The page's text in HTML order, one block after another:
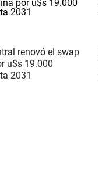
renovó el swap
u$s 19.000
2031